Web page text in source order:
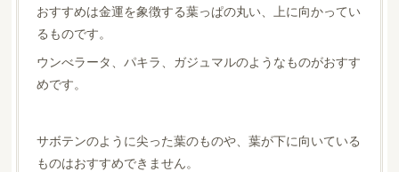
おすすめは金運を象徴する葉っぱの丸い、上に向かってい
るものです。
ウンべラータ、パキラ、ガジュマルのようなものがおすす
めです。
サボテンのように尖った葉のものや、葉が下に向いている
ものはおすすめできません。